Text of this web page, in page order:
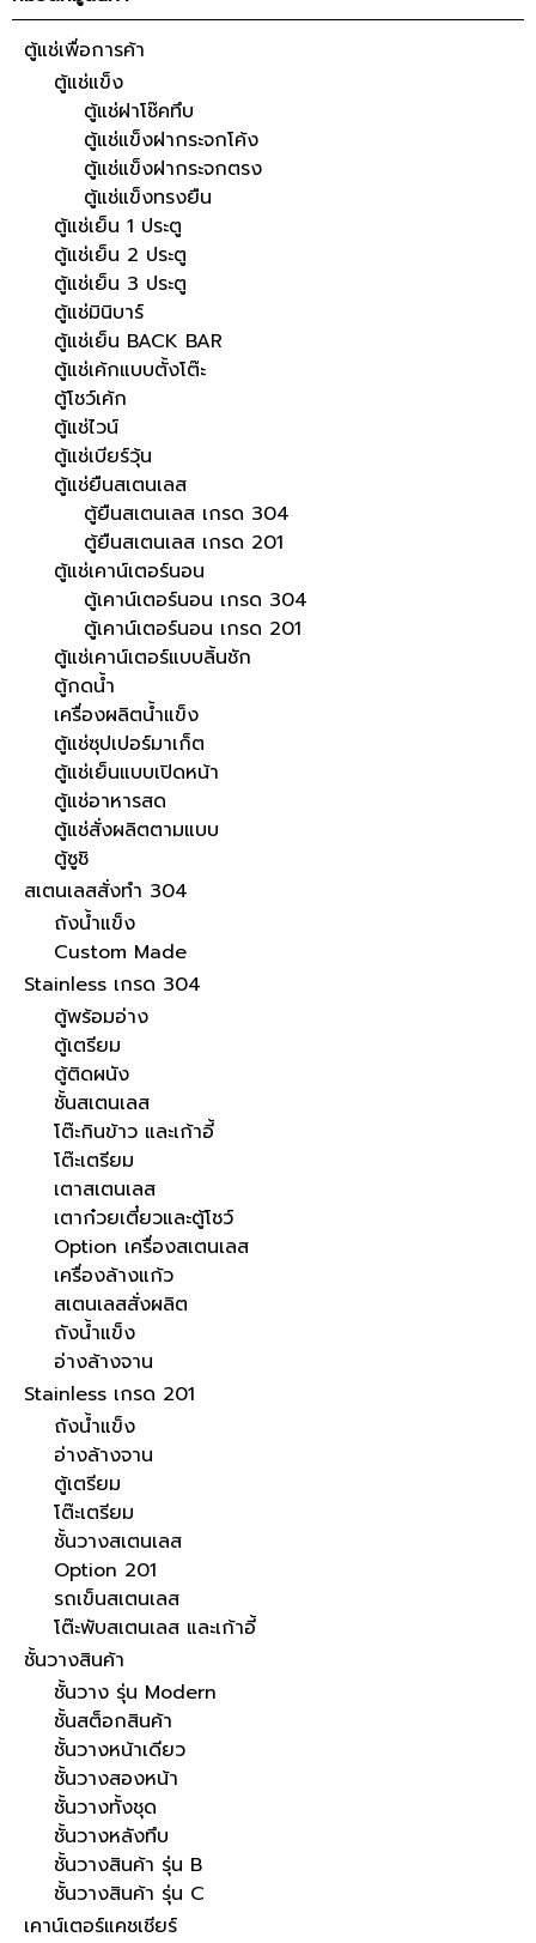
ตู้แช่เพื่อการค้า
ตู้แช่แข็ง
ตู้แช่ฝาโช๊คทึบ
ตู้แช่แข็งฝากระจกโค้ง
ตู้แช่แข็งฝากระจกตรง
ตู้แช่แข็งทรงยืน
ตู้แช่เย็น 1 ประตู
ตู้แช่เย็น 2 ประตู
ตู้แช่เย็น 3 ประตู
ตู้แช่มินิบาร์
ตู้แช่เย็น BACK BAR
ตู้แช่เค้กแบบตั้งโต๊ะ
ตู้โชว์เค้ก
ตู้แช่ไวน์
ตู้แช่เบียร์วุ้น
ตู้แช่ยืนสเตนเลส
ตู้ยืนสเตนเลส เกรด 304
ตู้ยืนสเตนเลส เกรด 201
ตู้แช่เคาน์เตอร์นอน
ตู้เคาน์เตอร์นอน เกรด 304
ตู้เคาน์เตอร์นอน เกรด 201
ตู้แช่เคาน์เตอร์แบบลิ้นชัก
ตู้กดน้ำ
เครื่องผลิตน้ำแข็ง
ตู้แช่ซุปเปอร์มาเก็ต
ตู้แช่เย็นแบบเปิดหน้า
ตู้แช่อาหารสด
ตู้แช่สั่งผลิตตามแบบ
ตู้ซูชิ
สเตนเลสสั่งทำ 304
ถังน้ำแข็ง
Custom Made
Stainless เกรด 304
ตู้พร้อมอ่าง
ตู้เตรียม
ตู้ติดผนัง
ชั้นสเตนเลส
โต๊ะกินข้าว และเก้าอี้
โต๊ะเตรียม
เตาสเตนเลส
เตาก๋วยเตี๋ยวและตู้โชว์
Option เครื่องสเตนเลส
เครื่องล้างแก้ว
สเตนเลสสั่งผลิต
ถังน้ำแข็ง
อ่างล้างจาน
Stainless เกรด 201
ถังน้ำแข็ง
อ่างล้างจาน
ตู้เตรียม
โต๊ะเตรียม
ชั้นวางสเตนเลส
Option 201
รถเข็นสเตนเลส
โต๊ะพับสเตนเลส และเก้าอี้
ชั้นวางสินค้า
ชั้นวาง รุ่น Modern
ชั้นสต็อกสินค้า
ชั้นวางหน้าเดียว
ชั้นวางสองหน้า
ชั้นวางทั้งชุด
ชั้นวางหลังทึบ
ชั้นวางสินค้า รุ่น B
ชั้นวางสินค้า รุ่น C
เคาน์เตอร์แคชเชียร์